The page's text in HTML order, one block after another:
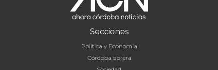
Secciones
Política y Economía
Córdoba obrera